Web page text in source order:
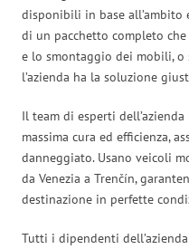
disponibili in base all’ambito
di un pacchetto completo
e lo smontaggio dei mobili,
l’azienda ha la soluzione
Il team di esperti
massima cura ed efficienza,
danneggiato. Usano veicoli
da Venezia a Trenčín,
destinazione in perfette
Tutti i dipendenti